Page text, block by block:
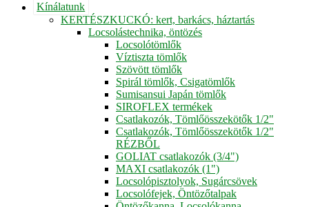
Kínálatunk
KERTÉSZKUCKÓ: kert, barkács, háztartás
Locsolástechnika, öntözés
Locsolótömlők
Víztiszta tömlők
Szövött tömlők
Spirál tömlők, Csigatömlők
Sumisansui Japán tömlők
SIROFLEX termékek
Csatlakozók, Tömlőösszekötők 1/2"
Csatlakozók, Tömlőösszekötők 1/2"
RÉZBŐL
GOLIAT csatlakozók (3/4")
MAXI csatlakozók (1")
Locsolópisztolyok, Sugárcsövek
Locsolófejek, Öntözőtalpak